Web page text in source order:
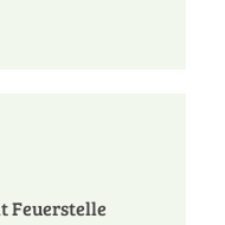
Feuerstelle